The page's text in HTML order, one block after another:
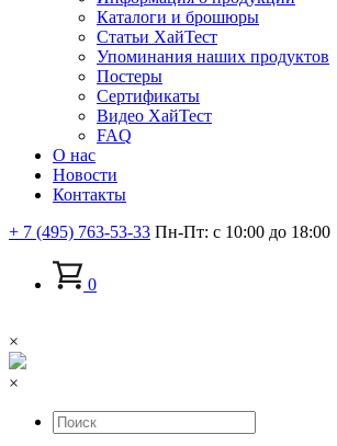
Каталоги и брошюры
Статьи ХайТест
Упоминания наших продуктов
Постеры
Сертификаты
Видео ХайТест
FAQ
О нас
Новости
Контакты
+ 7 (495) 763-53-33 Пн-Пт: с 10:00 до 18:00
0
×
×